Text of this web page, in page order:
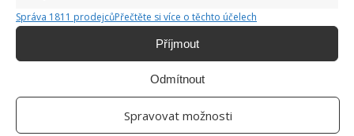
Správa 1811 prodejcůPřečtěte si více o těchto účelech
Příjmout
Odmítnout
Spravovat možnosti